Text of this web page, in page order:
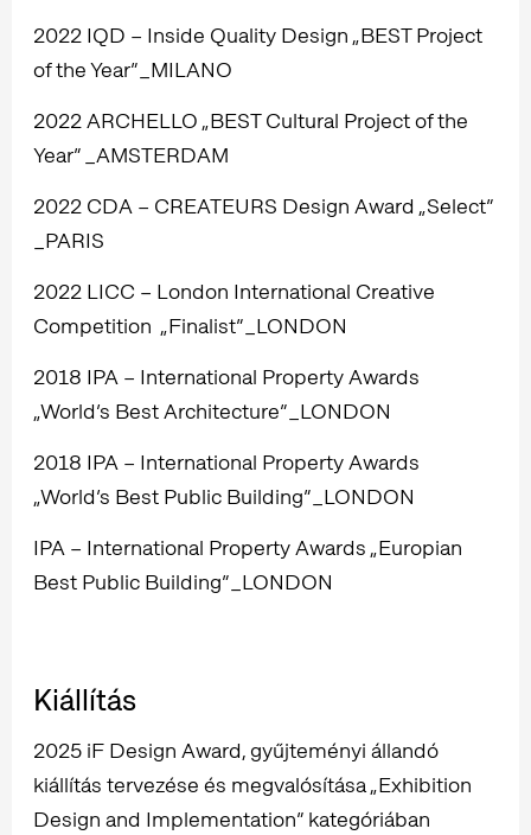
2022 IQD – Inside Quality Design „BEST Project
of the Year”_MILANO
2022 ARCHELLO „BEST Cultural Project of the
Year” _AMSTERDAM
2022 CDA – CREATEURS Design Award „Select”
_PARIS
2022 LICC – London International Creative
Competition „Finalist”_LONDON
2018 IPA – International Property Awards
„World’s Best Architecture”_LONDON
2018 IPA – International Property Awards
„World’s Best Public Building”_LONDON
IPA – International Property Awards „Europian
Best Public Building”_LONDON
Kiállítás
2025 iF Design Award, gyűjteményi állandó
kiállítás tervezése és megvalósítása „Exhibition
Design and Implementation” kategóriában